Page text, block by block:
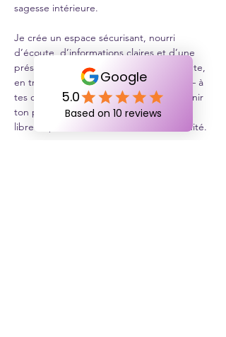
sagesse intérieure.
Je crée un espace sécurisant, nourri
d’écoute, d’informations claires et d’une
présence rassurante. Que tu sois enceinte,
en travail ou en post-partum, je suis là — à
tes côtés, pour honorer tes choix, soutenir
ton parcours et t’aider à te sentir forte,
libre et pleinement actrice de ta maternité.